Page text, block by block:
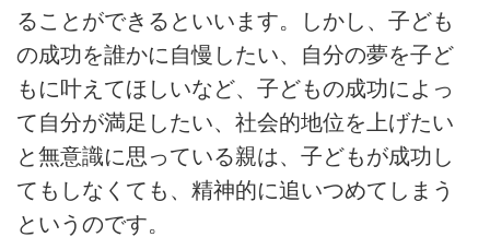
ることができるといいます。しかし、子ども
の成功を誰かに自慢したい、自分の夢を子ど
もに叶えてほしいなど、子どもの成功によっ
て自分が満足したい、社会的地位を上げたい
と無意識に思っている親は、子どもが成功し
てもしなくても、精神的に追いつめてしまう
というのです。